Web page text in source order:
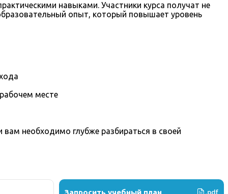
навыками. Участники курса получат не
опыт, который повышает уровень
месте
необходимо глубже разбираться в своей